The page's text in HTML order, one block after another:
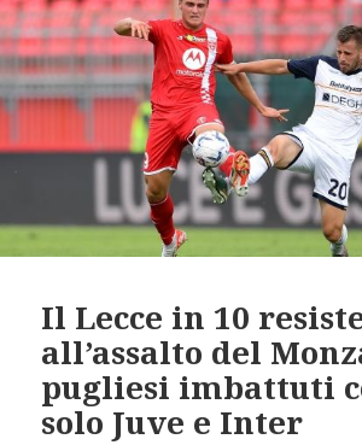
Il Lecce in 10
all’assalto del
pugliesi imbattuti
solo Juve e Inter